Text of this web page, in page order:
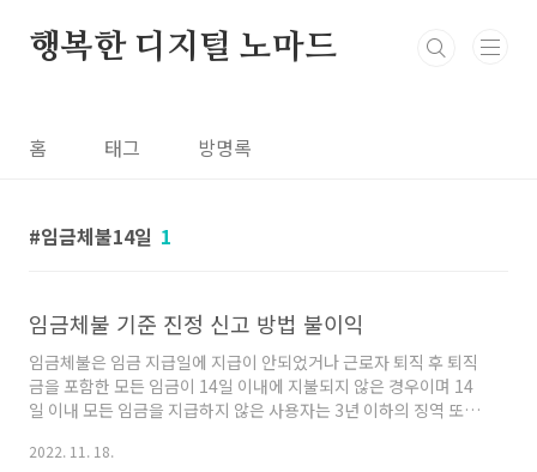
행복한 디지털 노마드
홈 태그 방명록
임금체불14일 1
임금체불 기준 진정 신고 방법 불이익
임금체불은 임금 지급일에 지급이 안되었거나 근로자 퇴직 후 퇴직
금을 포함한 모든 임금이 14일 이내에 지불되지 않은 경우이며 14
일 이내 모든 임금을 지급하지 않은 사용자는 3년 이하의 징역 또는
1. 노동부 진정 신고 2. 노동부 고소 3. 민사 소송 4.간이대지급금(기
2022. 11. 18.